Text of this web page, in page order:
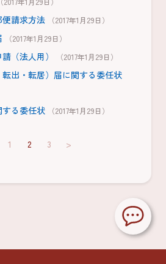
請求方法 （2017年1月29日）
（2017年1月29日）
（法人用） （2017年1月29日）
出・転居）届に関する委任状
る委任状 （2017年1月29日）
1 2 3 >